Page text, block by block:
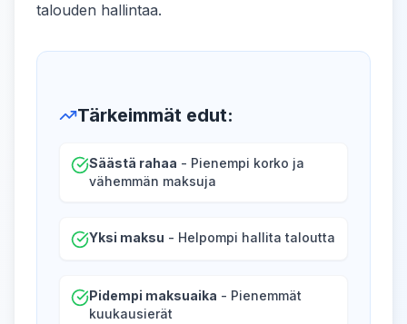
talouden hallintaa.
Tärkeimmät edut:
Säästä rahaa - Pienempi korko ja
vähemmän maksuja
Yksi maksu - Helpompi hallita taloutta
Pidempi maksuaika - Pienemmät
kuukausierät